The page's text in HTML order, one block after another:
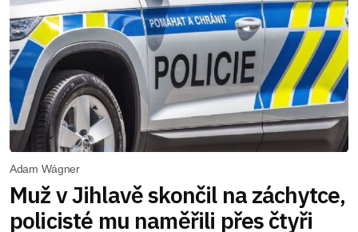
Adam Wágner
Muž v Jihlavě skončil na záchytce,
policisté mu naměřili přes čtyři